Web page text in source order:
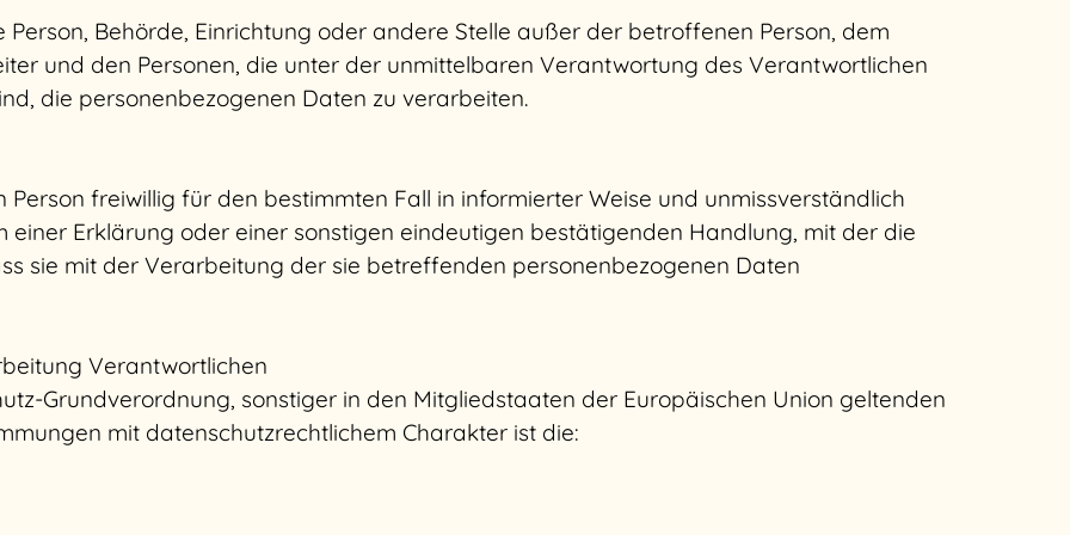
Behörde, Einrichtung oder andere Stelle außer der betroffenen Person, dem
und den Personen, die unter der unmittelbaren Verantwortung des Verantwortlichen
die personenbezogenen Daten zu verarbeiten.
freiwillig für den bestimmten Fall in informierter Weise und unmissverständlich
Erklärung oder einer sonstigen eindeutigen bestätigenden Handlung, mit der die
sie mit der Verarbeitung der sie betreffenden personenbezogenen Daten
Verantwortlichen
Grundverordnung, sonstiger in den Mitgliedstaaten der Europäischen Union geltenden
mit datenschutzrechtlichem Charakter ist die: